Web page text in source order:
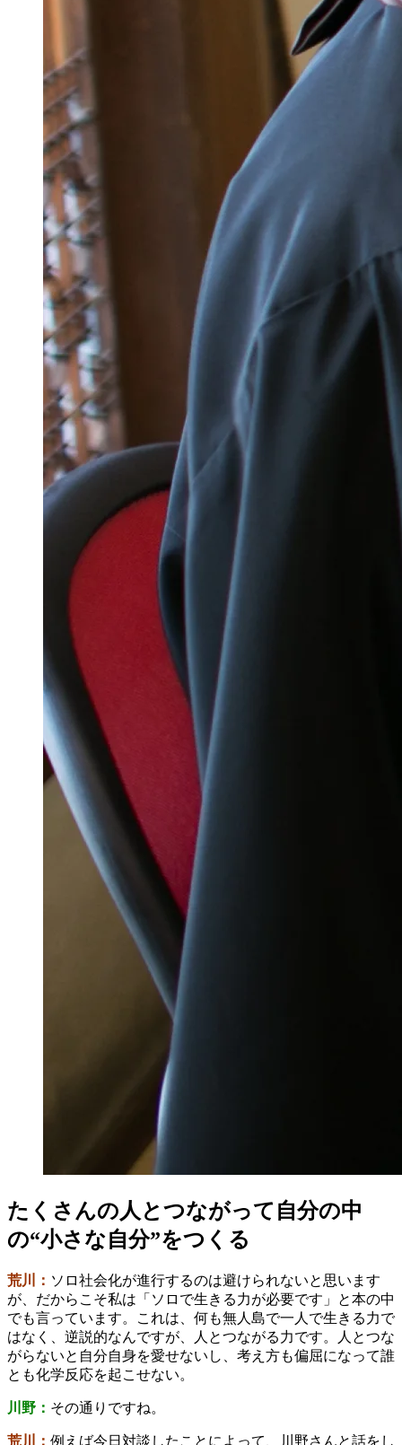
たくさんの人とつながって自分の中
の“小さな自分”をつくる
荒川： ソロ社会化が進行するのは避けられないと思います
が、だからこそ私は「ソロで生きる力が必要です」と本の中
でも言っています。これは、何も無人島で一人で生きる力で
はなく、逆説的なんですが、人とつながる力です。人とつな
がらないと自分自身を愛せないし、考え方も偏屈になって誰
とも化学反応を起こせない。
川野： その通りですね。
荒川： 例えば今日対談したことによって、川野さんと話をし